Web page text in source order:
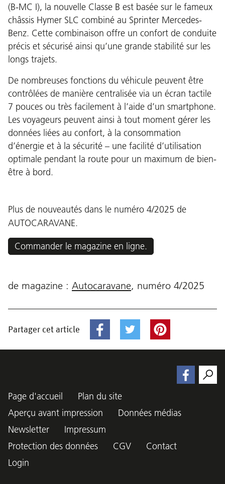
(B-MC I), la nouvelle Classe B est basée sur le fameux
châssis Hymer SLC combiné au Sprinter Mercedes-
Benz. Cette combinaison offre un confort de conduite
précis et sécurisé ainsi qu’une grande stabilité sur les
longs trajets.
De nombreuses fonctions du véhicule peuvent être
contrôlées de manière centralisée via un écran tactile
7 pouces ou très facilement à l’aide d’un smartphone.
Les voyageurs peuvent ainsi à tout moment gérer les
données liées au confort, à la consommation
d’énergie et à la sécurité – une facilité d’utilisation
optimale pendant la route pour un maximum de bien-
être à bord.
Plus de nouveautés dans le numéro 4/2025 de
AUTOCARAVANE.
Commander le magazine en ligne.
de magazine : Autocaravane, numéro 4/2025
Partager cet article
Page d'accueil
Plan du site
Aperçu avant impression
Données médias
Newsletter
Impressum
Protection des données
CGV
Contact
Login